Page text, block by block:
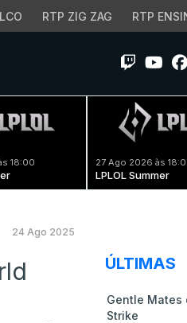
RTP ZIG ZAG RTP
18:00 27 Ago 2026 às
LPLOL Summer
24 Ago 2025
ÚLTIMAS
Gentle Mates
Strike